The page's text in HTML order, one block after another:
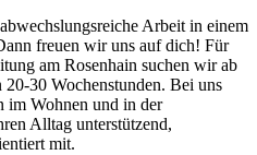
Arbeit in einem
freuen wir uns auf dich! Für
am Rosenhain suchen wir ab
30 Wochenstunden. Bei uns
im Wohnen und in der
Alltag unterstützend,
mit.